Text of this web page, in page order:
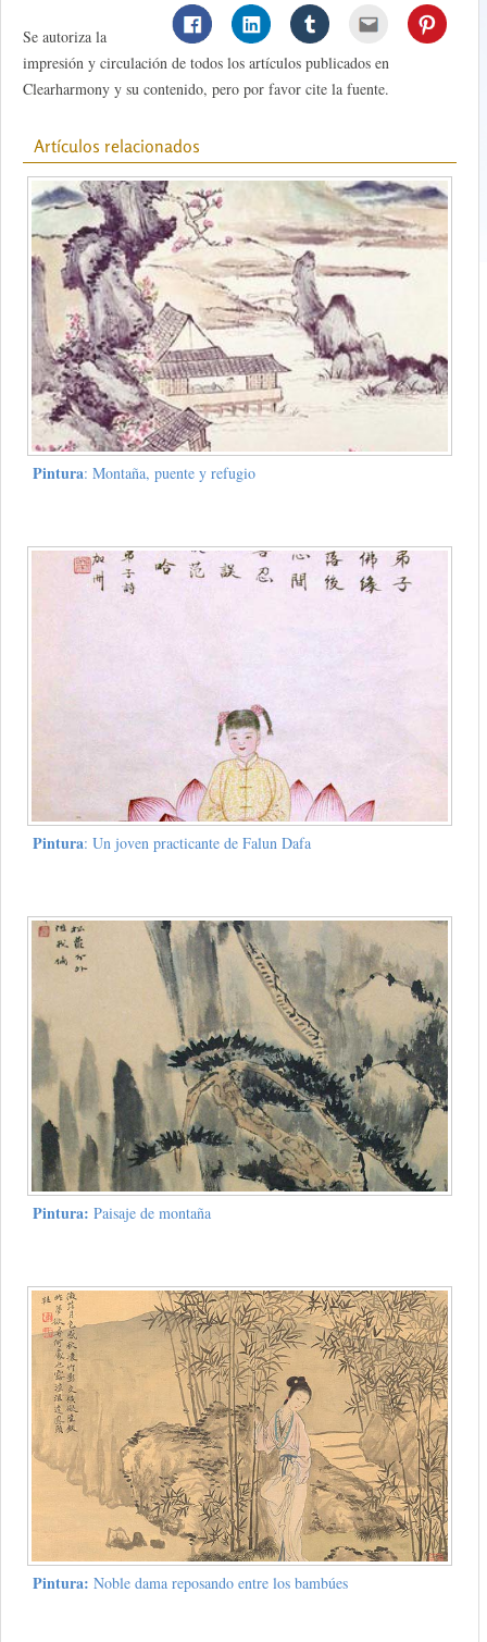
Se autoriza la
impresión y circulación de todos los artículos publicados en
Clearharmony y su contenido, pero por favor cite la fuente.
Artículos relacionados
Pintura: Montaña, puente y refugio
Pintura: Un joven practicante de Falun Dafa
Pintura: Paisaje de montaña
Pintura: Noble dama reposando entre los bambúes